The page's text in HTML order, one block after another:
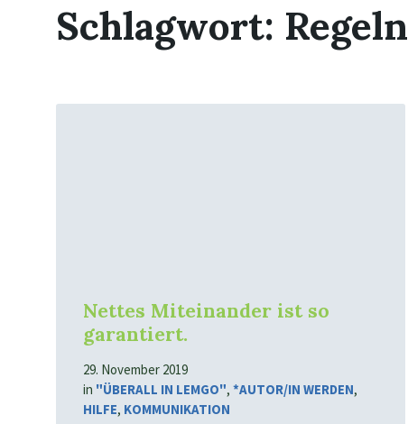
Schlagwort: Regeln
Nettes Miteinander ist so
garantiert.
29. November 2019
in "ÜBERALL IN LEMGO", *AUTOR/IN WERDEN,
HILFE, KOMMUNIKATION
Mehr